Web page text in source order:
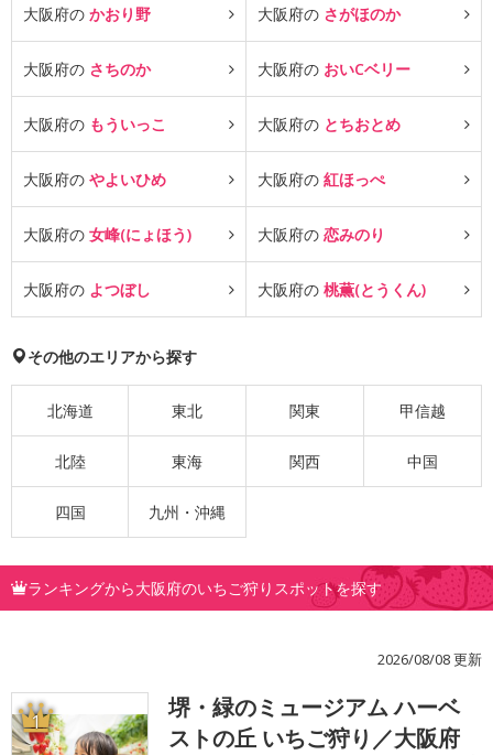
大阪府の かおり野 大阪府の さがほのか
大阪府の さちのか 大阪府の おいCベリー
大阪府の もういっこ 大阪府の とちおとめ
大阪府の やよいひめ 大阪府の 紅ほっぺ
大阪府の 女峰(にょほう) 大阪府の 恋みのり
大阪府の よつぼし 大阪府の 桃薫(とうくん)
その他のエリアから探す
北海道 東北 関東 甲信越
北陸 東海 関西 中国
四国 九州・沖縄
ランキングから大阪府のいちご狩りスポットを探す
2026/08/08 更新
1
堺・緑のミュージアム ハーベ
ストの丘 いちご狩り／大阪府